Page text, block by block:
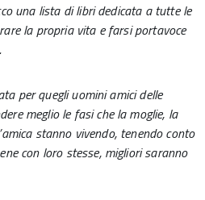
una lista di libri dedicata a tutte le
la propria vita e farsi portavoce
per quegli uomini amici delle
meglio le fasi che la moglie, la
stanno vivendo, tenendo conto
con loro stesse, migliori saranno